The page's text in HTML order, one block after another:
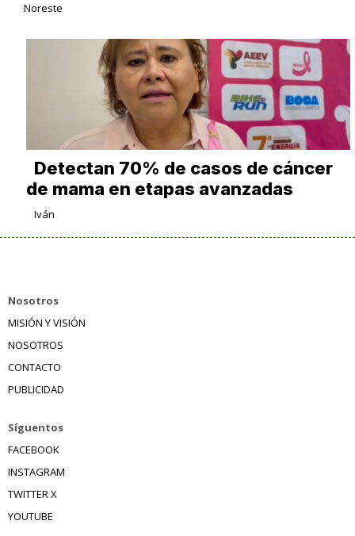
Noreste
Detectan 70% de casos de cáncer
de mama en etapas avanzadas
Iván
Nosotros
MISIÓN Y VISIÓN
NOSOTROS
CONTACTO
PUBLICIDAD
Síguentos
FACEBOOK
INSTAGRAM
TWITTER X
YOUTUBE